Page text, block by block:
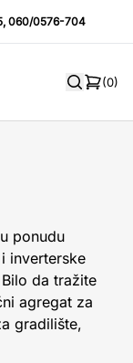
,060/0576-704
(0)
ponudu
inverterske
da tražite
agregat za
gradilište,